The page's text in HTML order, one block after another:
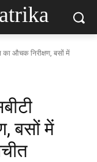
का औचक निरीक्षण, बसों में
बसों में